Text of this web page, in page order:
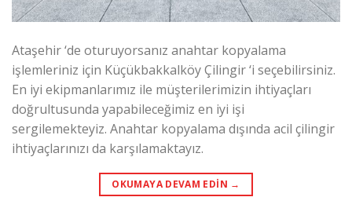
Ataşehir ‘de oturuyorsanız anahtar kopyalama
işlemleriniz için Küçükbakkalköy Çilingir ‘i seçebilirsiniz.
En iyi ekipmanlarımız ile müşterilerimizin ihtiyaçları
doğrultusunda yapabileceğimiz en iyi işi
sergilemekteyiz. Anahtar kopyalama dışında acil çilingir
ihtiyaçlarınızı da karşılamaktayız.
OKUMAYA DEVAM EDIN →